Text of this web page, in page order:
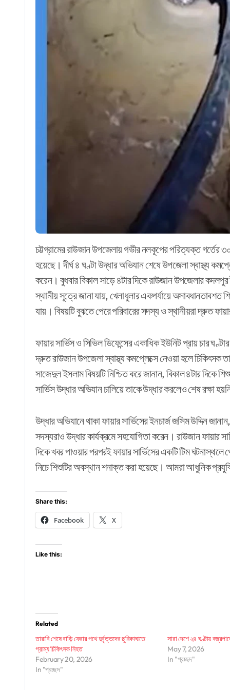
চট্টগ্রামের রাউজান উপজেলায় গভীর নলকূপের পরিত্যক্ত গর্তের ৩০ ফুট নিচে পড়ে মিসবাহ নামে চার বছর বয়সি এক শিশুর মর্মান্তিক মৃত্যু
হয়েছে। দীর্ঘ ৪ ঘণ্টা উদ্ধার অভিযান শেষে উপজেলা স্বাস্থ্য
করেন। বুধবার বিকাল সাড়ে ৪টার দিকে রাউজান উপজেলার
স্থানীয় সূত্রে জানা যায়, খেলাধুলার একপর্যায়ে অসাবধানতাবশত
যায়। বিষয়টি বুঝতে পেরে পরিবারের সদস্য ও স্থানীয়রা দ্রুত
ফায়ার সার্ভিস ও সিভিল ডিফেন্সের একাধিক ইউনিট প্রায় চার
দ্রুত রাউজান উপজেলা স্বাস্থ্য কমপ্লেক্সে নেওয়া হলে চিকিৎসক
সাজেদুল ইসলাম বিষয়টি নিশ্চিত করে জানান, বিকাল ৪টার দিকে
সার্ভিস উদ্ধার অভিযান চালিয়ে তাকে উদ্ধার করলেও শেষ রক্ষা
উদ্ধার অভিযানে থাকা ফায়ার সার্ভিসের ইনচার্জ জসিম উদ্দিন
সদস্যরাও উদ্ধার কার্যক্রমে সহযোগিতা করেন। রাউজান ফায়ার
দিকে খবর পাওয়ার পরপরই ফায়ার সার্ভিসের একটি টিম
নিচে শিশুটির অবস্থান শনাক্ত করা হয়েছে। আমরা আধুনিক
Share this:
Facebook X
Like this:
Related
তারাবি শেষে বাড়ি ফেরার পথে দুর্বৃত্তদের ছুরিকাঘাতে
গ্রাম্য চিকিৎসক নিহত
February 20, 2026
In "প্রচ্ছদ"
সারা দেশে ২৪ ঘণ্টায়
May 7, 2026
In "প্রচ্ছদ"